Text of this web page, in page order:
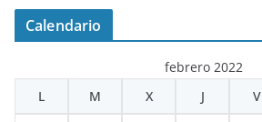
Calendario
febrero 2022
L
M X J V